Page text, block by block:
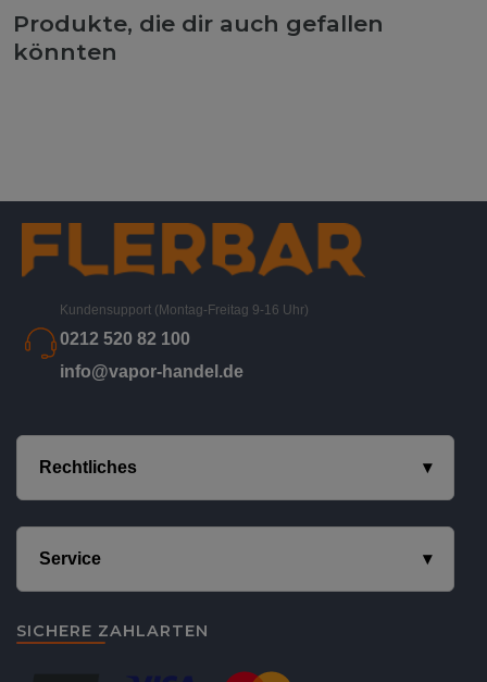
Produkte, die dir auch gefallen
könnten
Kundensupport (Montag-Freitag 9-16 Uhr)
0212 520 82 100
info@vapor-handel.de
Rechtliches
Service
SICHERE ZAHLARTEN